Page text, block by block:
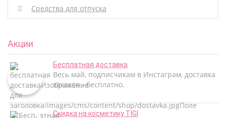
Средства для отпуска
Акции
Бесплатная доставка
Весь май, подписчикам в Инстаграм, доставка
заказов - бесплатно.
Скидка на косметику TIGI